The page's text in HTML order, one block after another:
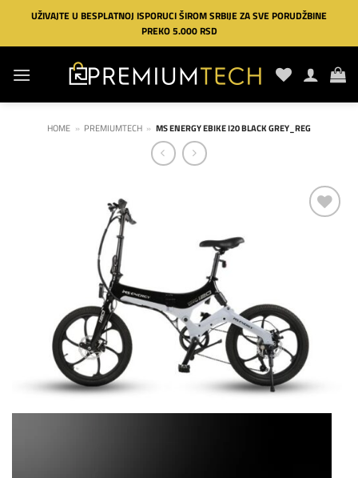
Preskoči
sadržaj
UŽIVAJTE U BESPLATNOJ ISPORUCI ŠIROM SRBIJE ZA SVE PORUDŽBINE
PREKO 5.000 RSD
HOME » PREMIUMTECH » MS ENERGY EBIKE I20 BLACK GREY_REG